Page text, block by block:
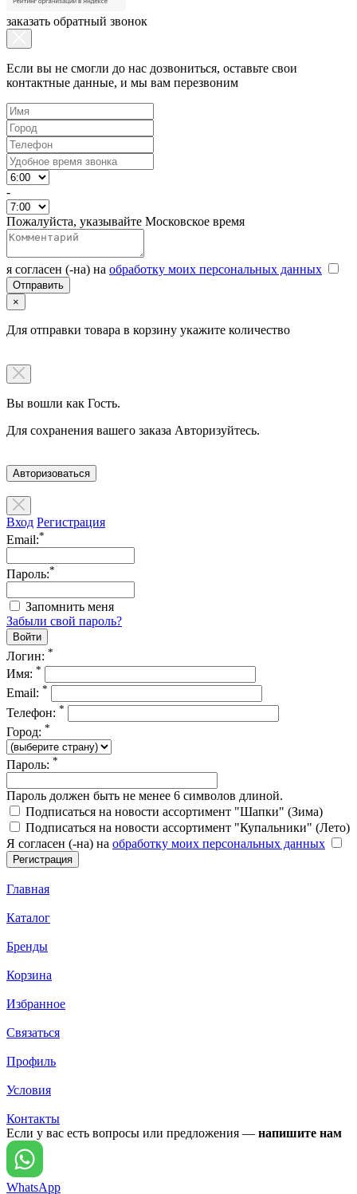
заказать обратный звонок
Если вы не смогли до нас дозвониться, оставьте свои
контактные данные, и мы вам перезвоним
-
Пожалуйста, указывайте Московское время
я согласен (-на) на обработку моих персональных данных
×
Для отправки товара в корзину укажите количество
Вы вошли как Гость.
Для сохранения вашего заказа Авторизуйтесь.
Авторизоваться
Вход Регистрация
Email:*
Пароль:*
Запомнить меня
Забыли свой пароль?
Логин: *
Имя: *
Email: *
Телефон: *
Город: *
Пароль: *
Пароль должен быть не менее 6 символов длиной.
Подписаться на новости ассортимент "Шапки" (Зима)
Подписаться на новости ассортимент "Купальники" (Лето)
Я согласен (-на) на обработку моих персональных данных
Главная
Каталог
Бренды
Корзина
Избранное
Связаться
Профиль
Условия
Контакты
Если у вас есть вопросы или предложения — напишите нам
WhatsApp